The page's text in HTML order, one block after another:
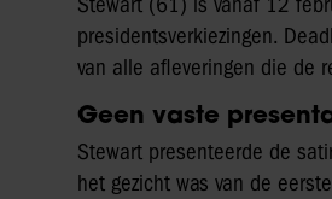
presidentsverkiezingen.
van alle afleveringen die de
Geen vaste
Stewart presenteerde de
het gezicht was van de